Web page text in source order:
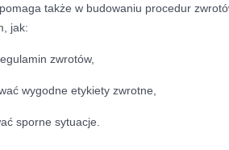
także w budowaniu procedur
jak:
zwrotów,
wygodne etykiety zwrotne,
sporne sytuacje.